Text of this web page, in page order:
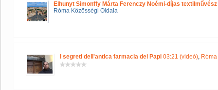
Elhunyt Simonffy Márta Ferenczy Noémi-díjas textilművész
Róma Közösségi Oldala
I segreti dell'antica farmacia dei Papi 03:21 (videó),